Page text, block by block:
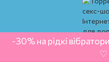
-30% на рідкі